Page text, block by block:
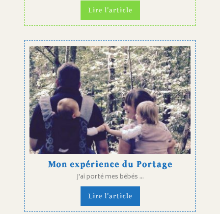
Lire l'article
Mon expérience du Portage
J'ai porté mes bébés ...
Lire l'article